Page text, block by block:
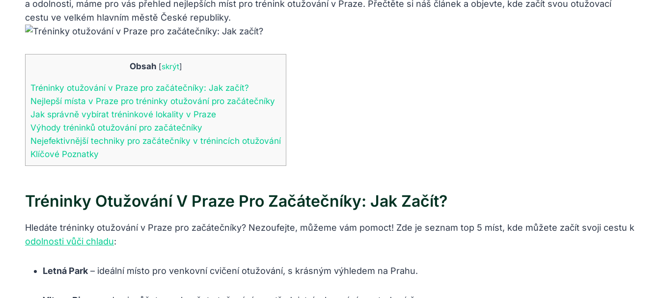
a odolnosti, máme pro vás přehled nejlepších míst pro trénink otužování v Praze. Přečtěte si náš článek a objevte, kde začít svou otužovací
cestu ve velkém hlavním městě České republiky.
Obsah [skrýt]
Tréninky otužování v Praze pro začátečníky: Jak začít?
Nejlepší místa v Praze pro tréninky otužování pro začátečníky
Jak správně vybírat tréninkové lokality v Praze
Výhody tréninků otužování pro začátečníky
Nejefektivnější techniky pro začátečníky v trénincích otužování
Klíčové Poznatky
Tréninky Otužování V Praze Pro Začátečníky: Jak Začít?
Hledáte tréninky otužování v Praze pro začátečníky? Nezoufejte, můžeme vám pomoct! Zde je seznam top 5 míst, kde můžete začít svoji cestu k
odolnosti vůči chladu:
Letná Park – ideální místo pro venkovní cvičení otužování, s krásným výhledem na Prahu.